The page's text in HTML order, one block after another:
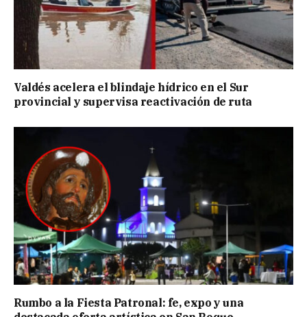
Valdés acelera el blindaje hídrico en el Sur
provincial y supervisa reactivación de ruta
Rumbo a la Fiesta Patronal: fe, expo y una